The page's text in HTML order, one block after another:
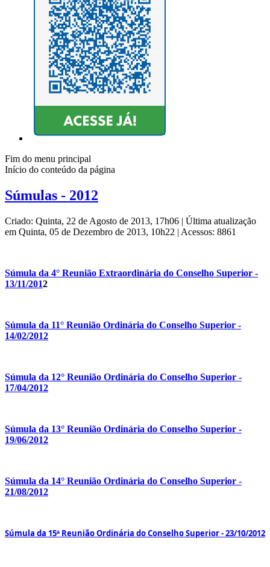
Fim do menu principal
Início do conteúdo da página
Súmulas - 2012
Criado: Quinta, 22 de Agosto de 2013, 17h06 | Última atualização
em Quinta, 05 de Dezembro de 2013, 10h22 | Acessos: 8861
Súmula da 4° Reunião Extraordinária do Conselho Superior -
13/11/2012
Súmula da 11° Reunião Ordinária do Conselho Superior -
14/02/2012
Súmula da 12° Reunião Ordinária do Conselho Superior -
17/04/2012
Súmula da 13° Reunião Ordinária do Conselho Superior -
19/06/2012
Súmula da 14° Reunião Ordinária do Conselho Superior -
21/08/2012
Súmula da 15ª Reunião Ordinária do Conselho Superior - 23/10/2012